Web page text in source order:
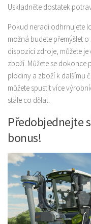
Uskladněte dostatek
Pokud neradi odhrnujete
možná budete přemýšlet
dispozici zdroje, můžete
zboží. Můžete se
plodiny a zboží k dalšímu
můžete spustit více
stále co dělat.
Předobjednejte
bonus!